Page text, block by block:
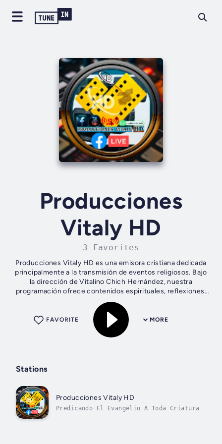
Producciones
Vitaly HD
3 Favorites
Producciones Vitaly HD es una emisora cristiana dedicada
principalmente a la transmisión de eventos religiosos. Bajo
la dirección de Vitalino Chich Hernández, nuestra
programación ofrece contenidos espirituales, reflexiones,
transmisiones en vivo de...
MORE
FAVORITE
Stations
Producciones Vitaly HD
Predicando El Evangelio A Toda Criatura